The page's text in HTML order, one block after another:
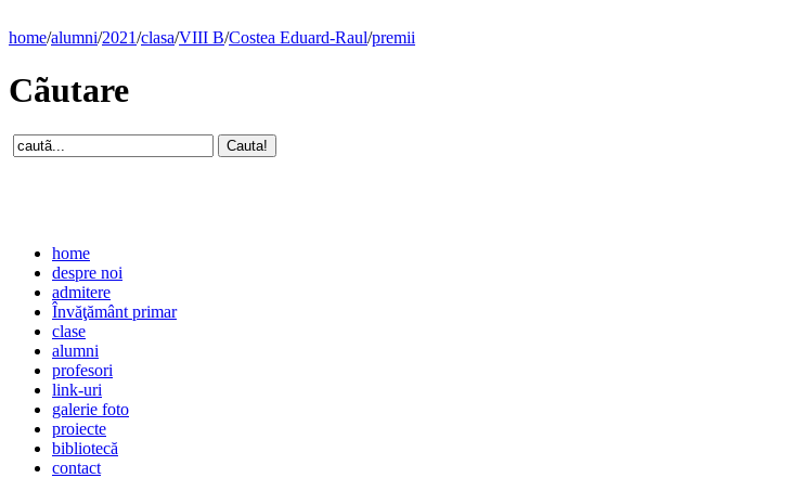
home/alumni/2021/clasa/VIII B/Costea Eduard-Raul/premii
Cãutare
home
despre noi
admitere
Învăţământ primar
clase
alumni
profesori
link-uri
galerie foto
proiecte
bibliotecă
contact